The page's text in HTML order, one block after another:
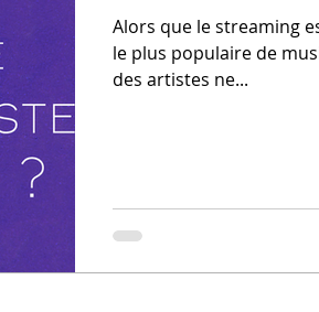
Alors que le streaming
le plus populaire de
des artistes ne...